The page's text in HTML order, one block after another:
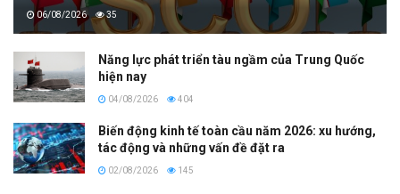
06/08/2026 35
Năng lực phát triển tàu ngầm của Trung Quốc
hiện nay
04/08/2026 404
Biến động kinh tế toàn cầu năm 2026: xu hướng,
tác động và những vấn đề đặt ra
02/08/2026 145